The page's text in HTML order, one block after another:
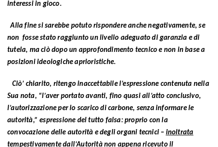
interessi in gioco.
Alla fine si sarebbe potuto rispondere anche negativamente, se
non fosse stato raggiunto un livello adeguato di garanzia e di
tutela, ma ciò dopo un approfondimento tecnico e non in base a
posizioni ideologiche aprioristiche.
Ciò’ chiarito, ritengo inaccettabile l’espressione contenuta nella
Sua nota, “l’aver portato avanti, fino quasi all’atto conclusivo,
l’autorizzazione per lo scarico di carbone, senza informare le
autorità,” espressione del tutto falsa: proprio con la
convocazione delle autorità e degli organi tecnici – inoltrata
tempestivamente dall’Autorità non appena ricevuto il